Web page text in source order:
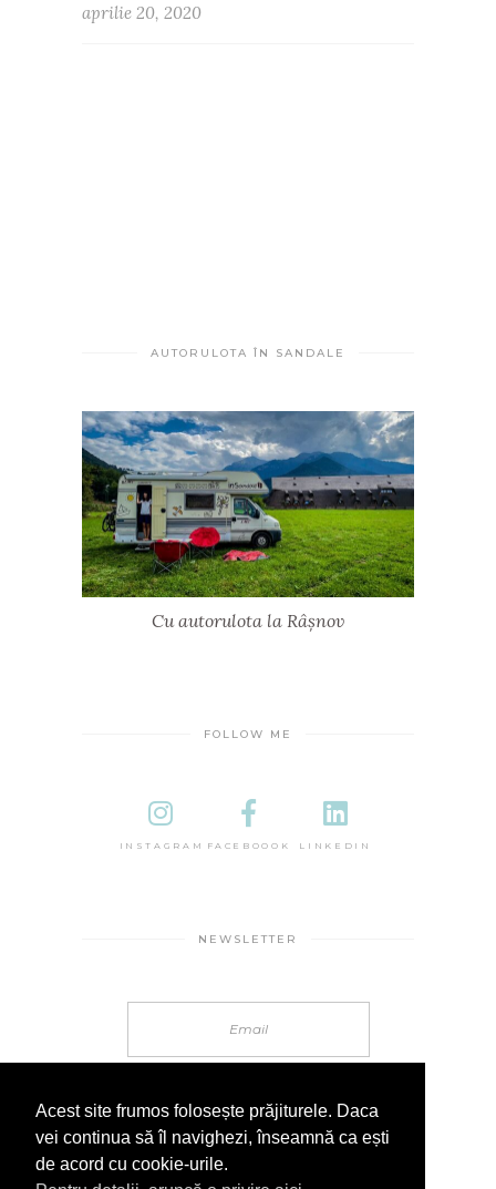
aprilie 20, 2020
AUTORULOTA ÎN SANDALE
Cu autorulota la Râșnov
FOLLOW ME
INSTAGRAM FACEBOOOK LINKEDIN
NEWSLETTER
Acest site frumos folosește prăjiturele. Daca
vei continua să îl navighezi, înseamnă ca ești
de acord cu cookie-urile.